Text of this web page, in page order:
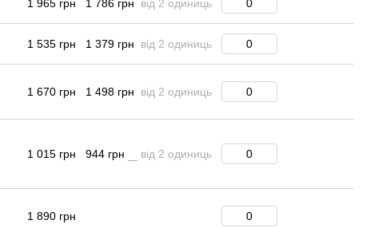
1 965 грн 1 786 грн від 2 одиниць
1 535 грн 1 379 грн від 2 одиниць
1 670 грн 1 498 грн від 2 одиниць
1 015 грн 944 грн від 2 одиниць
1 890 грн